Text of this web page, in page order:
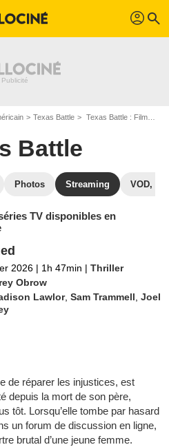
profil search
Texas Battle Texas Battle : Films et séries online
Battle
Photos Streaming VOD,
TV disponibles en
2026 | 1h 47min | Thriller
Obrow
Lawlor,Sam Trammell ,Joel
de réparer les injustices, est
depuis la mort de son père,
tôt. Lorsqu’elle tombe par hasard
un forum de discussion en ligne,
brutal d’une jeune femme.